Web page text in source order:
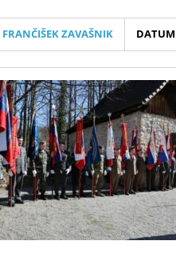
FRANČIŠEK ZAVAŠNIK DATUM